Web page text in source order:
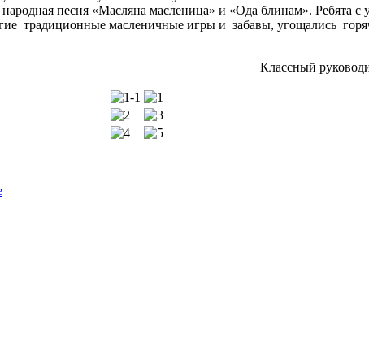
песня «Масляна масленица» и «Ода блинам». Ребята с
традиционные масленичные игры и забавы, угощались
Классный